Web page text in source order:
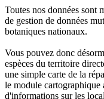
Toutes nos données sont
de gestion de données
botaniques nationaux.
Vous pouvez donc
espèces du territoire
une simple carte de la
le module cartographique
d'informations sur les